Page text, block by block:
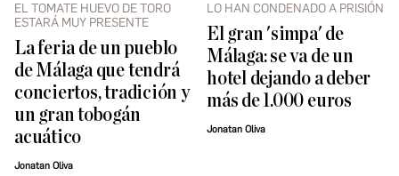
EL TOMATE HUEVO DE TORO
ESTARÁ MUY PRESENTE
La feria de un pueblo
de Málaga que tendrá
conciertos, tradición y
un gran tobogán
acuático
Jonatan Oliva
LO HAN CONDENADO A PRISIÓN
El gran 'simpa' de
Málaga: se va de un
hotel dejando a deber
más de 1.000 euros
Jonatan Oliva